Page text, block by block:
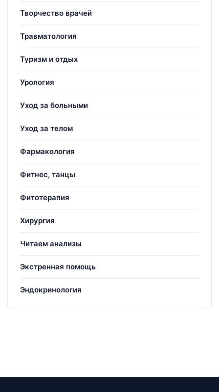
Творчество врачей
Травматология
Туризм и отдых
Урология
Уход за больными
Уход за телом
Фармакология
Фитнес, танцы
Фитотерапия
Хирургия
Читаем анализы
Экстренная помощь
Эндокринология